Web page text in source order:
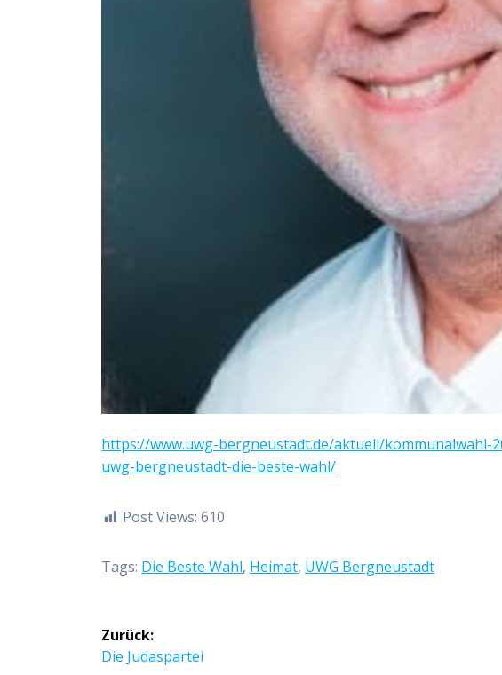
https://www.uwg-bergneustadt.de/aktuell/kommunalwahl-
uwg-bergneustadt-die-beste-wahl/
Post Views: 610
Tags: Die Beste Wahl, Heimat, UWG Bergneustadt
Beitragsnavigation
Zurück:
Vorheriger
Die Judaspartei